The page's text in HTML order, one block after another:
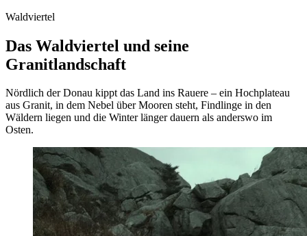
Waldviertel
Das Waldviertel und seine
Granitlandschaft
Nördlich der Donau kippt das Land ins Rauere – ein Hochplateau
aus Granit, in dem Nebel über Mooren steht, Findlinge in den
Wäldern liegen und die Winter länger dauern als anderswo im
Osten.